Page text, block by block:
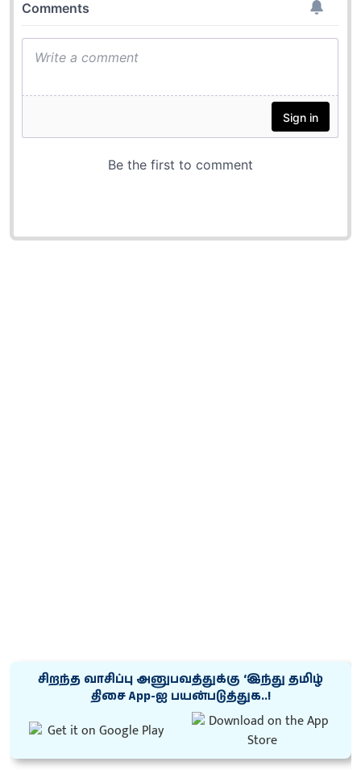
சிறந்த வாசிப்பு அனுபவத்துக்கு ‘இந்து தமிழ்
திசை App-ஐ பயன்படுத்துக..!